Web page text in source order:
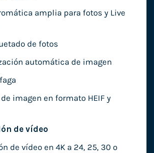
amplia para fotos y Live
de fotos
automática de imagen
imagen en formato HEIF y
de vídeo
de vídeo en 4K a 24, 25, 30 o